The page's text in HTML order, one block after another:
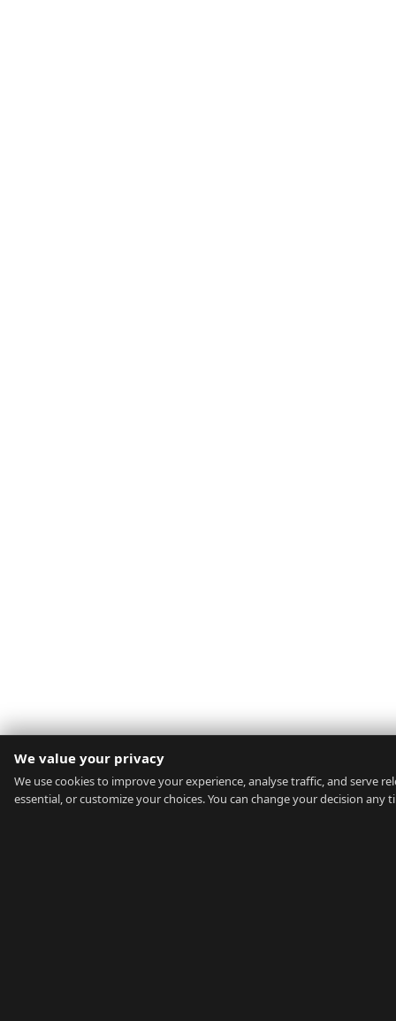
We value your privacy
We use cookies to improve your experience, analyse traffic, and serve
essential, or customize your choices. You can change your decision any